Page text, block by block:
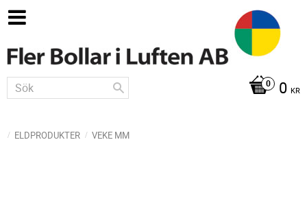
0 KR
ELDPRODUKTER VEKE MM